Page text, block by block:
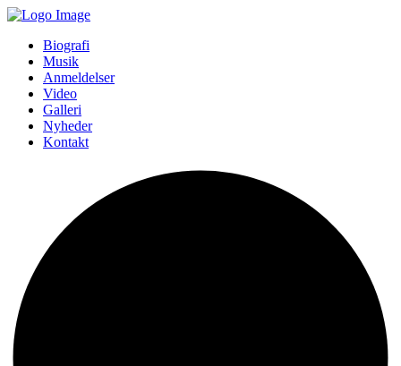
Biografi
Musik
Anmeldelser
Video
Galleri
Nyheder
Kontakt